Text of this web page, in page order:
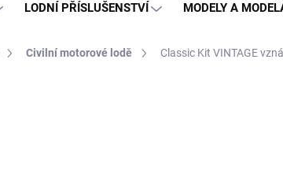
LODNÍ PŘÍSLUŠENSTVÍ MODELY A
Civilní motorové lodě Classic Kit VINTAGE